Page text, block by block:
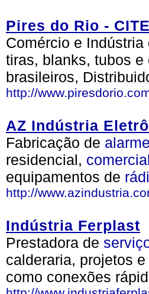
Pires do Rio -
Comércio e
tiras, blanks, tubos
brasileiros,
http://
AZ Indústria
Fabricação de
residencial, comercial
equipamentos de
http://
Indústria Ferplast
Prestadora de
calderaria, projetos e
como conexões